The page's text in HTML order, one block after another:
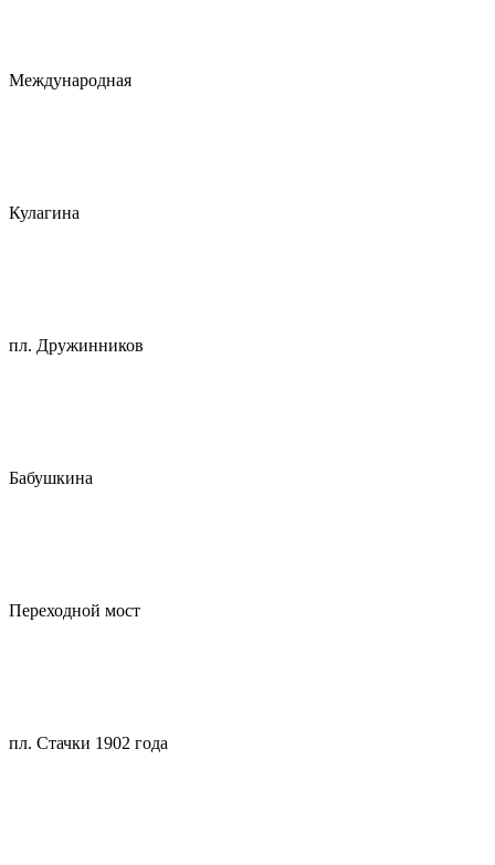
Международная
Кулагина
пл. Дружинников
Бабушкина
Переходной мост
пл. Стачки 1902 года